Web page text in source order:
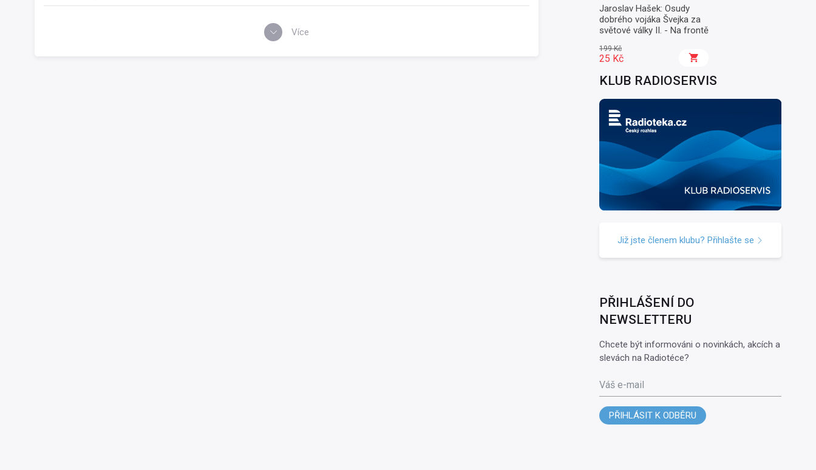
Více
Jaroslav Hašek: Osudy
dobrého vojáka Švejka za
světové války II. - Na frontě
199 Kč
25 Kč
KLUB RADIOSERVIS
Již jste členem klubu? Přihlašte se
PŘIHLÁŠENÍ DO
NEWSLETTERU
Chcete být informováni o novinkách, akcích a
slevách na Radiotéce?
Váš e-mail
PŘIHLÁSIT K ODBĚRU